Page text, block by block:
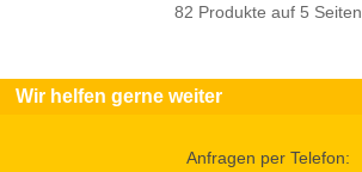
82 Produkte auf 5 Seiten
Wir helfen gerne weiter
Anfragen per Telefon: